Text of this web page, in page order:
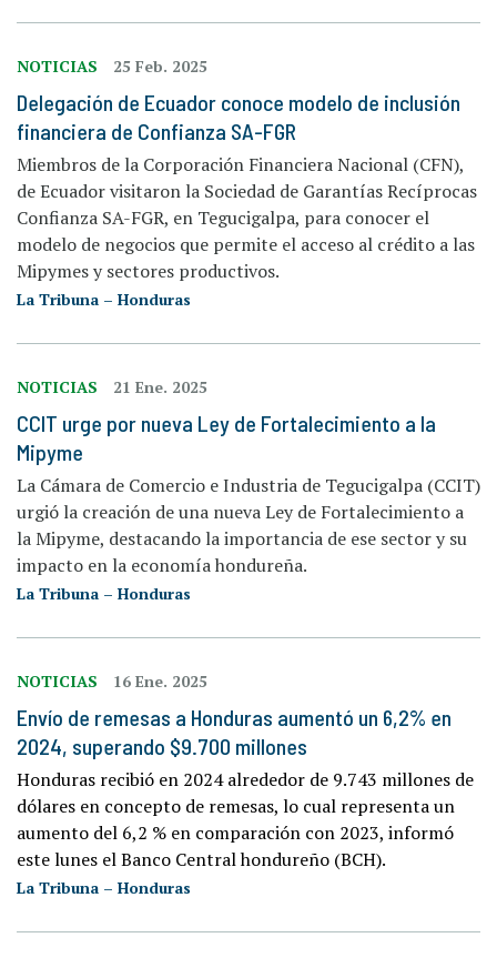
NOTICIAS 25 Feb. 2025
Delegación de Ecuador conoce modelo de inclusión
financiera de Confianza SA-FGR
Miembros de la Corporación Financiera Nacional (CFN),
de Ecuador visitaron la Sociedad de Garantías Recíprocas
Confianza SA-FGR, en Tegucigalpa, para conocer el
modelo de negocios que permite el acceso al crédito a las
Mipymes y sectores productivos.
La Tribuna – Honduras
NOTICIAS 21 Ene. 2025
CCIT urge por nueva Ley de Fortalecimiento a la
Mipyme
La Cámara de Comercio e Industria de Tegucigalpa (CCIT)
urgió la creación de una nueva Ley de Fortalecimiento a
la Mipyme, destacando la importancia de ese sector y su
impacto en la economía hondureña.
La Tribuna – Honduras
NOTICIAS 16 Ene. 2025
Envío de remesas a Honduras aumentó un 6,2% en
2024, superando $9.700 millones
Honduras recibió en 2024 alrededor de 9.743 millones de
dólares en concepto de remesas, lo cual representa un
aumento del 6,2 % en comparación con 2023, informó
este lunes el Banco Central hondureño (BCH).
La Tribuna – Honduras